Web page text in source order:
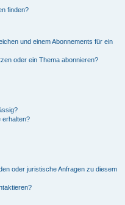
finden?
und einem Abonnements für ein
oder ein Thema abonnieren?
erhalten?
oder juristische Anfragen zu diesem